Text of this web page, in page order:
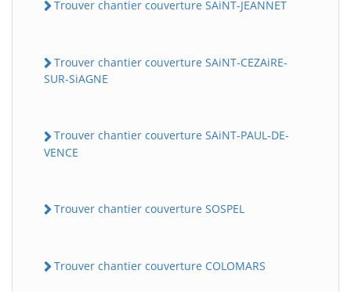
Trouver chantier couverture SAiNT-JEANNET
Trouver chantier couverture SAiNT-CEZAiRE-
SUR-SiAGNE
Trouver chantier couverture SAiNT-PAUL-DE-
VENCE
Trouver chantier couverture SOSPEL
Trouver chantier couverture COLOMARS